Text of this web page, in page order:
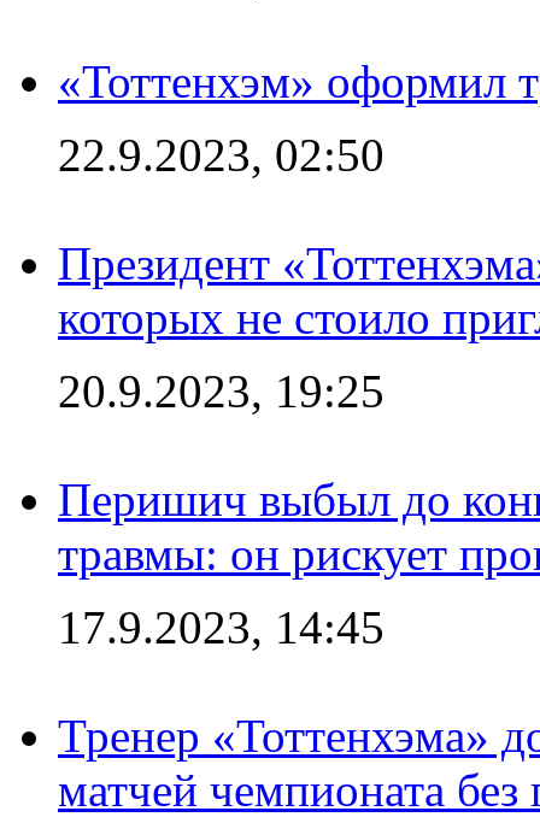
«Тоттенхэм» оформил
22.9.2023, 02:50
Президент
которых не стоило
20.9.2023, 19:25
Перишич выбыл до
травмы: он рискует
17.9.2023, 14:45
Тренер «Тоттенхэма»
матчей чемпионата